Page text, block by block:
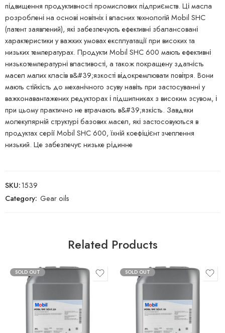
підвищення продуктивності промислових підприємств. Ці масла
розроблені на основі новітніх і власних технологій Mobil SHC
(патент заявлений), які забезпечують ефективні збалансовані
характеристики у важких умовах експлуатації при високих та
низьких температурах. Продукти Mobil SHC 600 мають ефективні
низькотемпературні властивості, а також покращену здатність
масел малих класів в&#39;язкості відокремлювати повітря. Вони
мають стійкість до механічного зсуву навіть при застосуванні у
важконавантажених редукторах і підшипниках з високим зсувом, і
при цьому практично не втрачають в&#39;язкість. Завдяки
молекулярній структурі базових масел, які застосовуються в
продуктах серії Mobil SHC 600, їхній коефіцієнт зчеплення
низький. Це забезпечує низьке рідинне
SKU:1539
Category: Gear oils
Related Products
SOLD OUT SOLD OUT